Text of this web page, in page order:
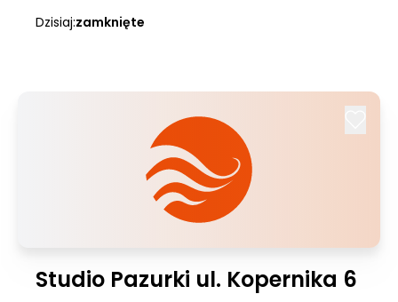
Dzisiaj:zamknięte
Studio Pazurki ul. Kopernika 6